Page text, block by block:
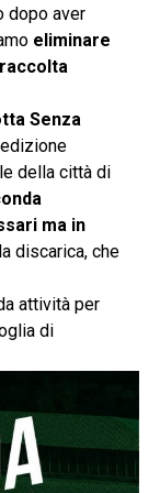
dopo aver
eliminare
Senza
della città di
ma in
discarica, che
attività per
di